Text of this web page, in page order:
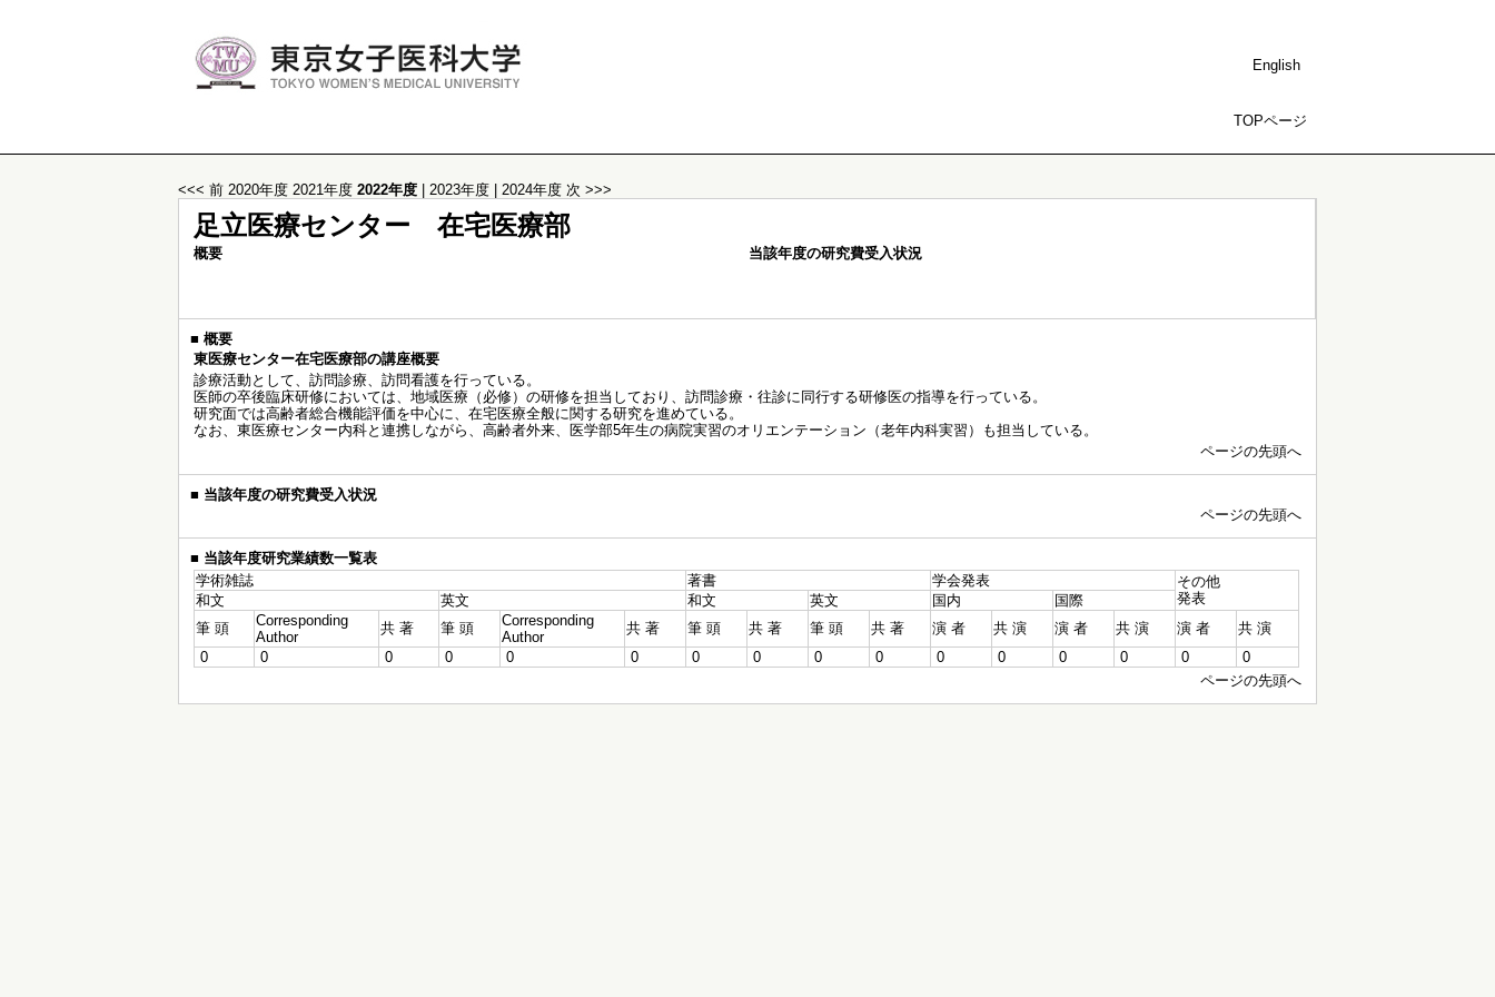
English
TOPページ
<<< 前 2020年度 2021年度 2022年度 2023年度 2024年度 次 >>>
足立医療センター 在宅医療部
概要 当該年度の研究費受入状況
■ 概要
東医療センター在宅医療部の講座概要
診療活動として、訪問診療、訪問看護を行っている。
医師の卒後臨床研修においては、地域医療（必修）の研修を担当しており、訪問診療・往診に同行する研修医の指導を行っている。
研究面では高齢者総合機能評価を中心に、在宅医療全般に関する研究を進めている。
なお、東医療センター内科と連携しながら、高齢者外来、医学部5年生の病院実習のオリエンテーション（老年内科実習）も担当している。
ページの先頭へ
■ 当該年度の研究費受入状況
ページの先頭へ
■ 当該年度研究業績数一覧表
学術雑誌
著書 学会発表
その他
発表
和文 英文 和文 英文 国内
国際
筆 頭
Corresponding
Author
共 著 筆 頭
Corresponding
Author
共 著 筆 頭 共 著 筆 頭 共 著 演 者 共 演 演 者 共 演 演 者
共 演
0
0 0 0 0 0 0 0 0 0 0 0 0 0 0
0
ページの先頭へ